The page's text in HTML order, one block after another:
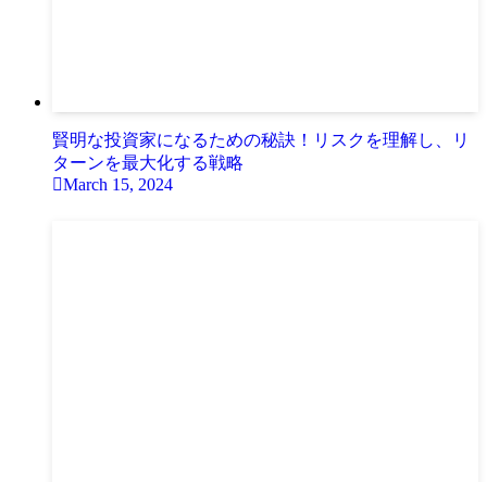
賢明な投資家になるための秘訣！リスクを理解し、リ
ターンを最大化する戦略
March 15, 2024